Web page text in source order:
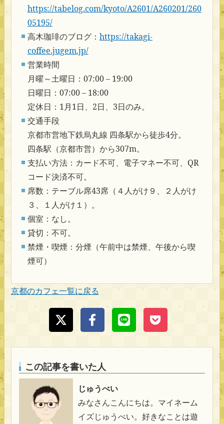
https://tabelog.com/kyoto/A2601/A260201/260
05195/
高木珈琲のブログ： https://takagi-
coffee.jugem.jp/
営業時間
月曜～土曜日：07:00 – 19:00
日曜日：07:00 – 18:00
定休日：1月1日、2日、3日のみ。
交通手段
京都市営地下鉄烏丸線 四条駅から徒歩4分。
四条駅（京都市営）から307m。
支払い方法：カード不可、電子マネー不可、QR
コード決済不可。
席数：テーブル席43席（４人がけ９、２人がけ
３、１人がけ１）。
個室：なし。
貸切：不可。
禁煙・喫煙：分煙（午前中は禁煙、午後から喫
煙可）
京都のカフェ一覧に戻る
この記事を書いた人
じゅうべい
みなさんこんにちは。マイネーム
イズじゅうべい。好きなことは遊